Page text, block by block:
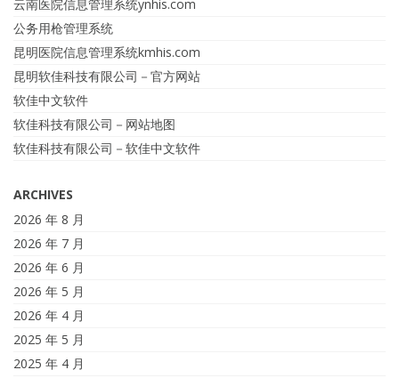
云南医院信息管理系统ynhis.com
公务用枪管理系统
昆明医院信息管理系统kmhis.com
昆明软佳科技有限公司－官方网站
软佳中文软件
软佳科技有限公司－网站地图
软佳科技有限公司－软佳中文软件
ARCHIVES
2026 年 8 月
2026 年 7 月
2026 年 6 月
2026 年 5 月
2026 年 4 月
2025 年 5 月
2025 年 4 月